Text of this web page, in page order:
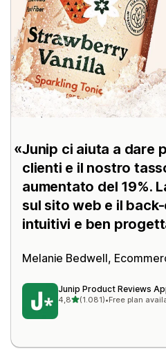
Junip ci aiuta a dare
clienti e il nostro
aumentato del 19%.
sul sito web e il
intuitivi e ben
Melanie Bedwell,
Junip Product Reviews
4,8stelle su 5
(1.081)
1081 recensioni totali
•Free plan